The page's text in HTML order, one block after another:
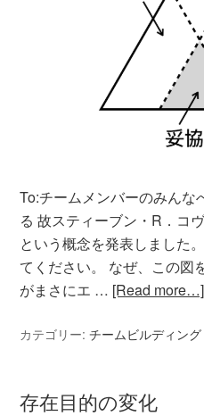
To:チームメンバーのみんな
る 故スティーブン・R．コ
という概念を発表しました
てください。 なぜ、この図
がまさにエ … [Read more…]
カテゴリー:チームビルディング
存在目的の変化